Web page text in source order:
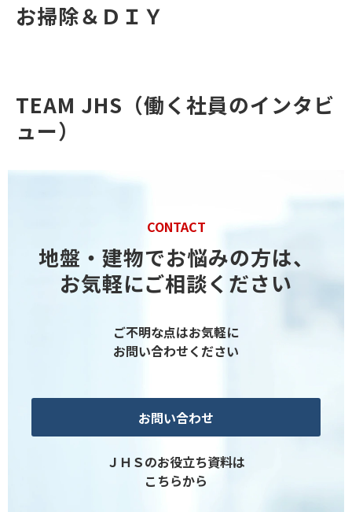
お掃除＆ＤＩＹ
TEAM JHS（働く社員のインタビ
ュー）
CONTACT
地盤・建物でお悩みの方は、
お気軽にご相談ください
ご不明な点はお気軽に
お問い合わせください
お問い合わせ
ＪＨＳのお役立ち資料は
こちらから